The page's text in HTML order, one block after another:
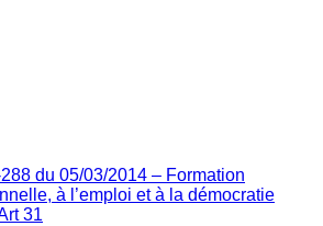
du 05/03/2014 – Formation
à l’emploi et à la démocratie
31